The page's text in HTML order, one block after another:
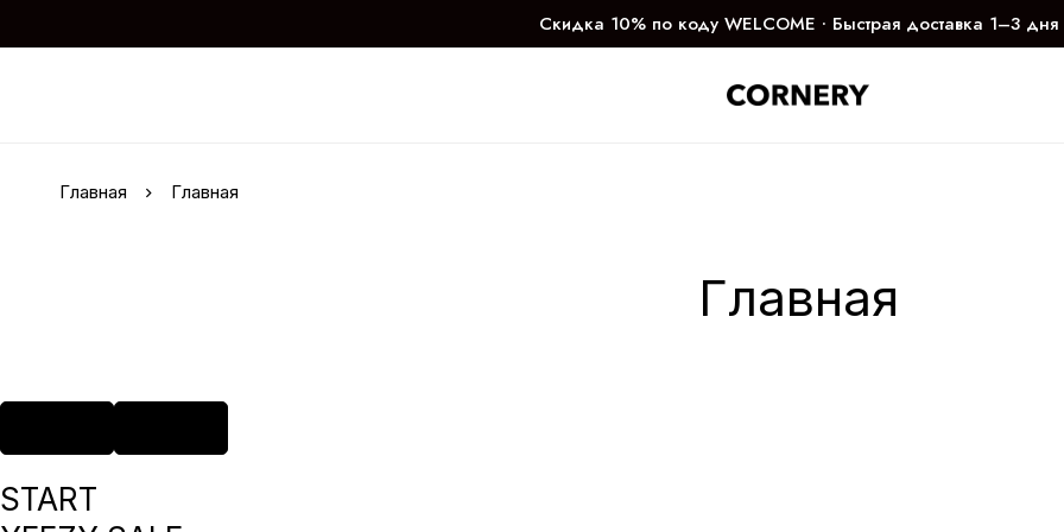
Скидка 10% по коду WELCOME ∙ Быстрая доставка 1–3 дня
Главная Главная
Главная
START